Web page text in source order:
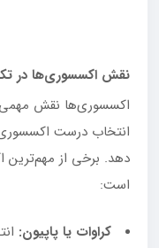
نقش اکسسوری‌ها در
اکسسوری‌ها نقش مهمی
انتخاب درست
دهد. برخی از مهم‌ترین
است:
کراوات یا پاپیون: